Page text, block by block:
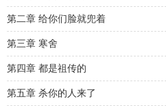
第二章 给你们脸就兜着
第三章 寒舍
第四章 都是祖传的
第五章 杀你的人来了